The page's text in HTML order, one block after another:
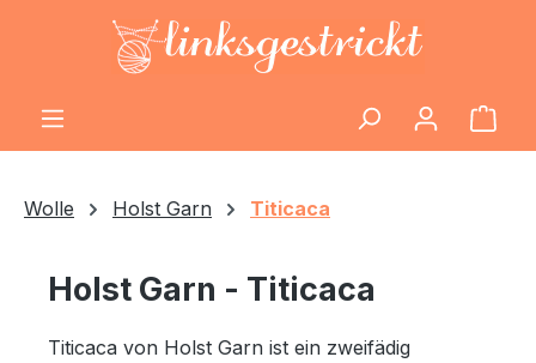
Zum Hauptinhalt springen
Wolle Holst Garn Titicaca
Holst Garn - Titicaca
Titicaca von Holst Garn ist ein zweifädig